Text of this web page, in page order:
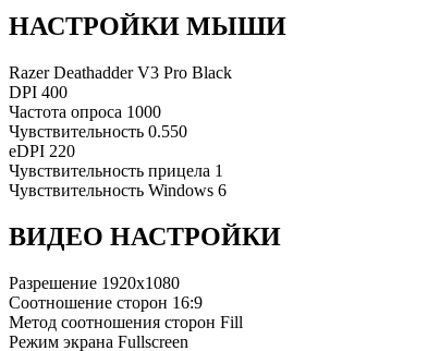
НАСТРОЙКИ МЫШИ
Razer Deathadder V3 Pro Black
DPI 400
Частота опроса 1000
Чувствительность 0.550
eDPI 220
Чувствительность прицела 1
Чувствительность Windows 6
ВИДЕО НАСТРОЙКИ
Разрешение 1920x1080
Соотношение сторон 16:9
Метод соотношения сторон Fill
Режим экрана Fullscreen